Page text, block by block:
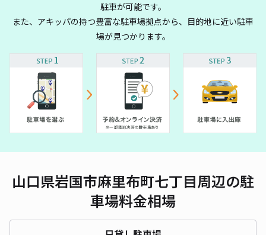
駐車が可能です。
また、アキッパの持つ豊富な駐車場拠点から、目的地に近い駐車
場が見つかります。
山口県岩国市麻里布町七丁目周辺の駐
車場料金相場